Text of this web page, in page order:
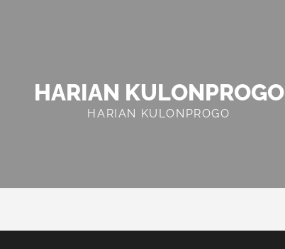
HARIAN KULONPROGO
HARIAN KULONPROGO